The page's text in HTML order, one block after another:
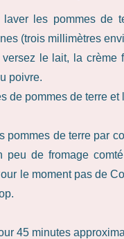
laver les pommes de
(trois millimètres
versez le lait, la
poivre.
de pommes de terre
pommes de terre par
peu de fromage
le moment pas de
45 minutes